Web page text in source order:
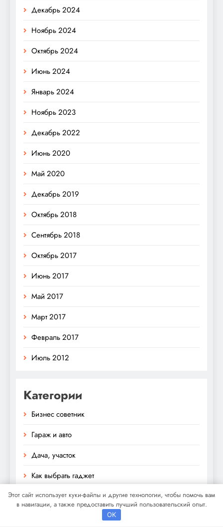
Декабрь 2024
Ноябрь 2024
Октябрь 2024
Июнь 2024
Январь 2024
Ноябрь 2023
Декабрь 2022
Июнь 2020
Май 2020
Декабрь 2019
Октябрь 2018
Сентябрь 2018
Октябрь 2017
Июнь 2017
Май 2017
Март 2017
Февраль 2017
Июль 2012
Категории
Бизнес советник
Гараж и авто
Дача, участок
Как выбрать гаджет
Новости плюс
Этот сайт использует куки-файлы и другие технологии, чтобы помочь вам
в навигации, а также предоставить лучший пользовательский опыт.
OK